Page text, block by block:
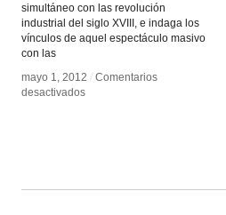
simultáneo con las revolución
industrial del siglo XVIII, e indaga los
vínculos de aquel espectáculo masivo
con las
mayo 1, 2012 / Comentarios
desactivadosen
mayo 1, 2012 / Comentarios
desactivadosen